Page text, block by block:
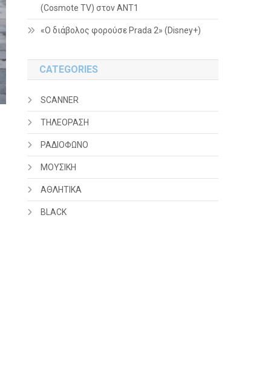
(Cosmote TV) στον ΑΝΤ1
«Ο διάβολος φορούσε Prada 2» (Disney+)
CATEGORIES
SCANNER
ΤΗΛΕΟΡΑΣΗ
ΡΑΔΙΟΦΩΝΟ
ΜΟΥΣΙΚΗ
ΑΘΛΗΤΙΚΑ
BLACK